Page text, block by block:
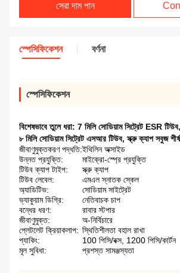
সেরা দাম পান
স্পেসিফিকেশন বর্ণনা
স্পেসিফিকেশন
বিশেষভাবে তুলে ধরা: 7 মিলি সোডিয়াম সিট্রেট ESR টিউব,
৮ মিলি সোডিয়াম সিট্রেট এসআর টিউব,স্ক্রু ক্যাপ সবুজ
জীবাণুমুক্তকরণ পদ্ধতি:ইথিলিন অক্সাইড
উন্নত প্রযুক্তি:
মাইক্রো-স্প্রে প্রযুক্তি
টিউব ক্যাপ টাইপ:
স্ক্রু ক্যাপ
টিউব লেবেল:
এমএল স্নাতক স্কেল
অ্যাডিটিভ:
সোডিয়াম সাইট্রেট
ভ্যাকুয়াম ডিগ্রি:
নেতিবাচক চাপ
বন্ধের ধরণ:
রাবার স্টপার
জীবাণুমুক্ত:
অ-নির্বিচারে
প্লেটলেট ক্রিয়াকলাপ: স্থিতিশীলতা বহাল রাখা
প্যাকিং:
100 পিসি/বক্স, 1200 পিসি/কার্টন
মূল সুবিধা:
প্রশস্ত সামঞ্জস্যতা